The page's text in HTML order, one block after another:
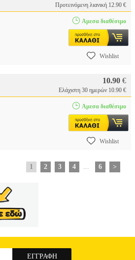
Προτεινόμενη λιανική 12.90 €
Αμεσα διαθέσιμο
Wishlist
10.90 €
Ελάχιστη 30 ημερών 10.90 €
Αμεσα διαθέσιμο
Wishlist
1 2 3 4 ... 6 >